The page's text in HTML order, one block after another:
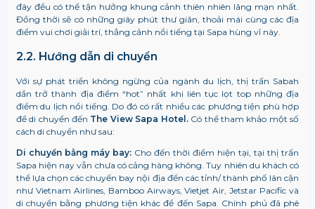
đây đều có thể tận hưởng khung cảnh thiên nhiên lãng mạn nhất.
Đồng thời sẽ có những giây phút thư giãn, thoải mái cùng các địa
điểm vui chơi giải trí, thẳng cảnh nổi tiếng tại Sapa hùng vĩ này.
2.2. Hướng dẫn di chuyển
Với sự phát triển không ngừng của ngành du lịch, thị trấn Sabah
dần trở thành địa điểm “hot” nhất khi liên tục lọt top những địa
điểm du lịch nổi tiếng. Do đó có rất nhiều các phương tiện phù hợp
để di chuyển đến The View Sapa Hotel. Có thể tham khảo một số
cách di chuyển như sau:
Di chuyển bằng máy bay: Cho đến thời điểm hiện tại, tại thị trấn
Sapa hiện nay vẫn chưa có cảng hàng không. Tuy nhiên du khách có
thể lựa chọn các chuyến bay nội địa đến các tỉnh/ thành phố lân cận
như Vietnam Airlines, Bamboo Airways, Vietjet Air, Jetstar Pacific và
di chuyển bằng phương tiện khác để đến Sapa. Chính phủ đã phê